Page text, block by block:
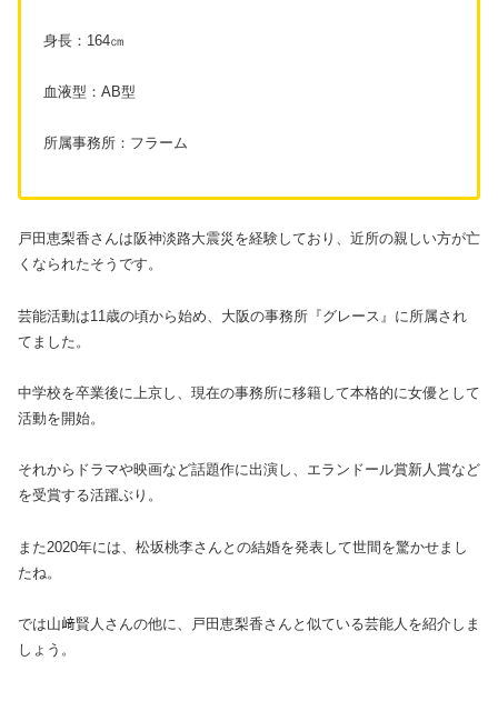
身長：164㎝
血液型：AB型
所属事務所：フラーム
戸田恵梨香さんは阪神淡路大震災を経験しており、近所の親しい方が亡
くなられたそうです。
芸能活動は11歳の頃から始め、大阪の事務所『グレース』に所属され
てました。
中学校を卒業後に上京し、現在の事務所に移籍して本格的に女優として
活動を開始。
それからドラマや映画など話題作に出演し、エランドール賞新人賞など
を受賞する活躍ぶり。
また2020年には、松坂桃李さんとの結婚を発表して世間を驚かせまし
たね。
では山﨑賢人さんの他に、戸田恵梨香さんと似ている芸能人を紹介しま
しょう。